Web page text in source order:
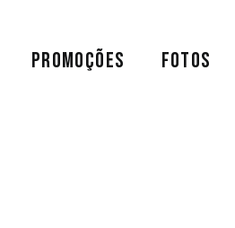
PROMOÇÕES FOTOS